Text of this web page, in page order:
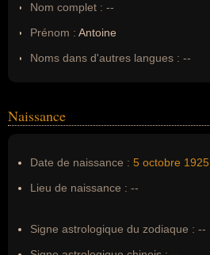
Nom complet : --
Prénom : Antoine
Noms dans d'autres langues : --
Nom de famille :Gizenga
Naissance
Date de naissance : 5 octobre 1925
Lieu de naissance : --
Signe astrologique du zodiaque : --